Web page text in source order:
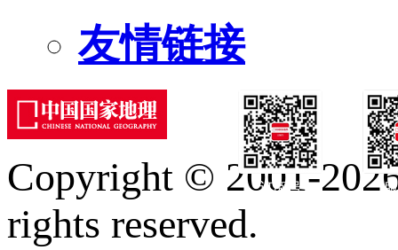
友情链接
订阅号
Copyright © 2001-
rights reserved.